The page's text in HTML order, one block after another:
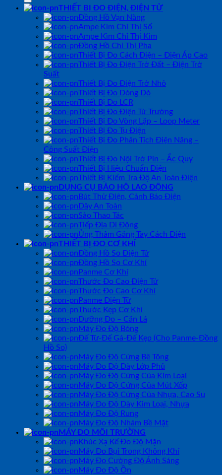
THIẾT BỊ ĐO ĐIỆN, ĐIỆN TỬ
Đồng Hồ Vạn Năng
Ampe Kìm Chỉ Thị Số
Ampe Kìm Chỉ Thị Kim
Đồng Hồ Chỉ Thị Pha
Thiết Bị Đo Cách Điện – Điện Áp Cao
Thiết Bị Đo Điện Trở Đất – Điện Trở
Suất
Thiết Bị Đo Điện Trở Nhỏ
Thiết Bị Đo Dòng Dò
Thiết Bị Đo LCR
Thiết Bị Đo Điện Từ Trường
Thiết Bị Đo Vòng Lặp – Loop Meter
Thiết Bị Đo Tụ Điện
Thiết Bị Đo Phân Tích Điện Năng –
Công Suất Điện
Thiết Bị Đo Nội Trở Pin – Ắc Quy
Thiết Bị Hiệu Chuẩn Điện
Thiết Bị Kiểm Tra Độ An Toàn Điện
DỤNG CỤ BẢO HỘ LAO ĐỘNG
Bút Thử Điện, Cảnh Báo Điện
Dây An Toàn
Sào Thao Tác
Tiếp Địa Di Động
Ủng Thảm Găng Tay Cách Điện
THIẾT BỊ ĐO CƠ KHÍ
Đồng Hồ So Điện Tử
Đồng Hồ So Cơ Khí
Panme Cơ Khí
Thước Đo Cao Điện Tử
Thước Đo Cao Cơ Khí
Panme Điện Tử
Thước Kẹp Cơ Khí
Dưỡng Đo – Căn Lá
Máy Đo Độ Bóng
Đế Từ-Đế Gá-Đế Kẹp (Cho Panme-Đồng
Hồ So)
Máy Đo Độ Cứng Bê Tông
Máy Đo Độ Dày Lớp Phủ
Máy Đo Độ Cứng Của Kim Loại
Máy Đo Độ Cứng Của Mút Xốp
Máy Đo Độ Cứng Của Nhựa, Cao Su
Máy Đo Độ Dày Kim Loại, Nhựa
Máy Đo Độ Rung
Máy Đo Độ Nhám Bề Mặt
MÁY ĐO MÔI TRƯỜNG
Khúc Xạ Kế Đo Độ Mặn
Máy Đo Bụi Trong Không Khí
Máy Đo Cường Độ Ánh Sáng
Máy Đo Độ Ồn